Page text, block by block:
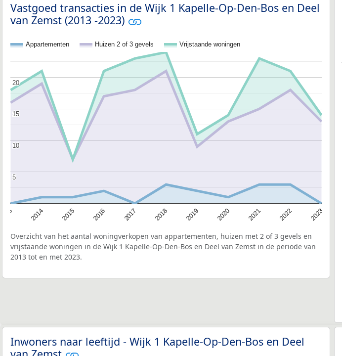
Vastgoed transacties in de Wijk 1 Kapelle-Op-Den-Bos en Deel
van Zemst (2013 -2023)
Appartementen Huizen 2 of 3 gevels Vrijstaande woningen
2014 2015 2016 2017 2018 2019 2020 2021 2022 2023
5
5
10
10
15
15
20
20
Overzicht van het aantal woningverkopen van appartementen, huizen met 2 of 3 gevels en
vrijstaande woningen in de Wijk 1 Kapelle-Op-Den-Bos en Deel van Zemst in de periode van
2013 tot en met 2023.
Inwoners naar leeftijd - Wijk 1 Kapelle-Op-Den-Bos en Deel